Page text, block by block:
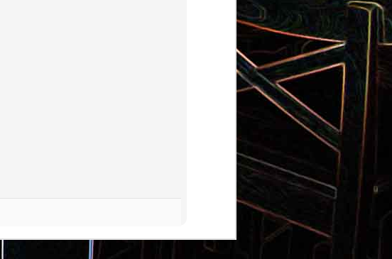
Pizza aux pommes de terre et
aux tomates séchées